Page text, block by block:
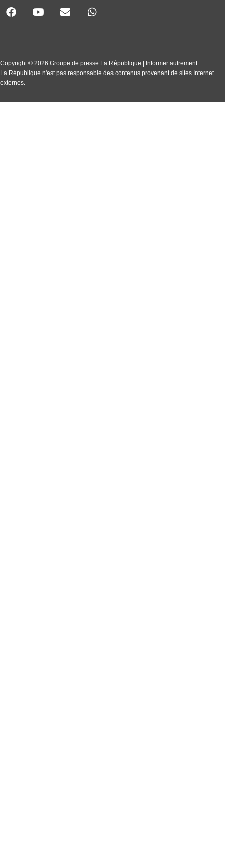
Copyright © 2026 Groupe de presse La République | Informer autrement
La République n'est pas responsable des contenus provenant de sites Internet
externes.